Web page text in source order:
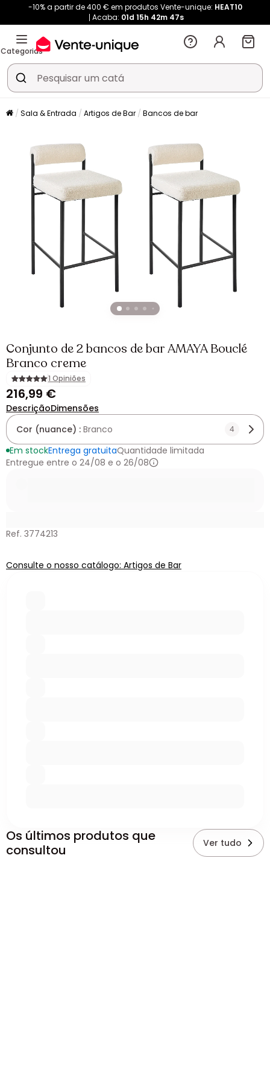
-10% a partir de 400 € em produtos Vente-unique: HEAT10
Acaba: 01d 15h 42m 47s
Categorias
Sala & Entrada Artigos de Bar Bancos de bar
Conjunto de 2 bancos de bar AMAYA Bouclé
Branco creme
1 Opiniões
216,99 €
DescriçãoDimensões
Cor (nuance) : Branco 4
Em stockEntrega gratuitaQuantidade limitada
Entregue entre o 24/08 e o 26/08
Ref. 3774213
Consulte o nosso catálogo: Artigos de Bar
Os últimos produtos que
consultou
Ver tudo